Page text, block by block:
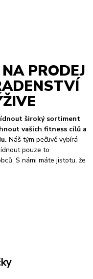
PRODEJ
široký sortiment
vašich fitness cílů a
Náš tým pečlivě vybírá
pouze to
S námi máte jistotu, že